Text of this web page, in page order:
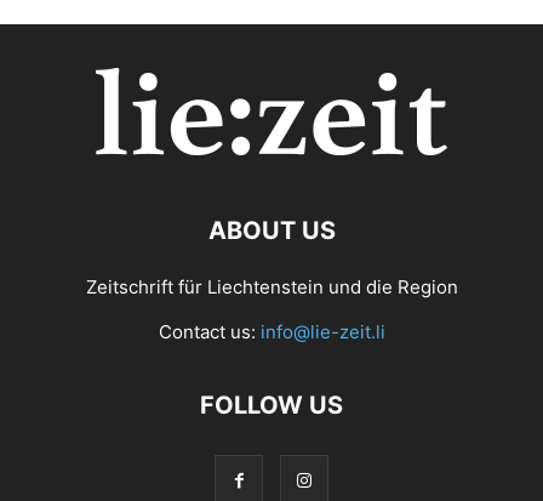
ABOUT US
Zeitschrift für Liechtenstein und die Region
Contact us: info@lie-zeit.li
FOLLOW US